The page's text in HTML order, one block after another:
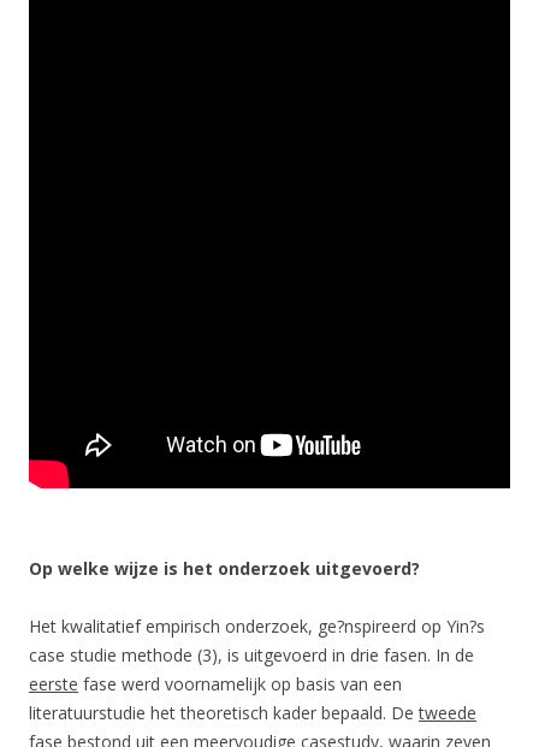
Op welke wijze is het onderzoek uitgevoerd?
Het kwalitatief empirisch onderzoek, ge?nspireerd op Yin?s
case studie methode (3), is uitgevoerd in drie fasen. In de
eerste fase werd voornamelijk op basis van een
literatuurstudie het theoretisch kader bepaald. Detweede
fase bestond uit een meervoudige casestudy, waarin zeven